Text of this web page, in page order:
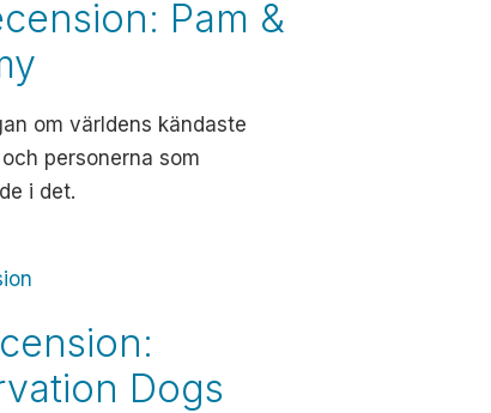
Pam &
om världens kändaste
personerna som
i det.
Dogs